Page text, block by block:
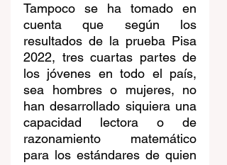
Tampoco se ha tomado en
cuenta que según los
resultados de la prueba Pisa
2022, tres cuartas partes de
los jóvenes en todo el país,
sea hombres o mujeres, no
han desarrollado siquiera una
capacidad lectora o de
razonamiento matemático
para los estándares de quien